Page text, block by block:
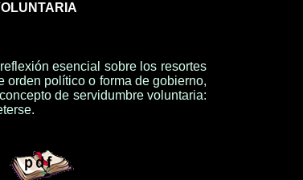
esencial sobre los resortes
político o forma de gobierno,
de servidumbre voluntaria: